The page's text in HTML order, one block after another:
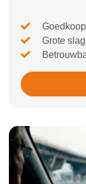
Goedkoop
Grote